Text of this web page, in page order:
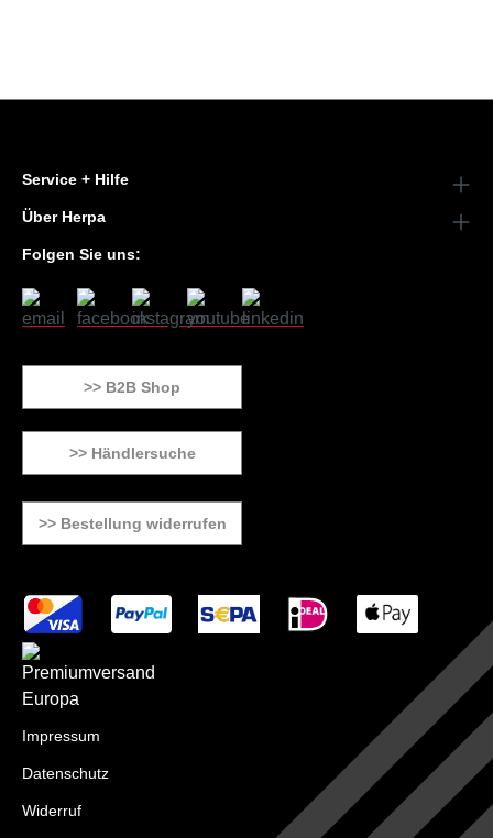
Service + Hilfe
Über Herpa
Folgen Sie uns:
>> B2B Shop
>> Händlersuche
>> Bestellung widerrufen
Impressum
Datenschutz
Widerruf